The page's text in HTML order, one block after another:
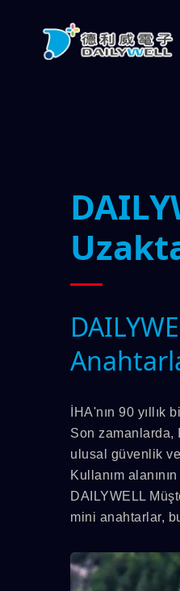
İHA'nın 90
Son zamanlarda,
ulusal güvenlik
Kullanım
DAILYWELL
mini anahtarlar,